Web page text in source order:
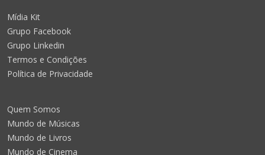
Mídia Kit
Grupo Facebook
Grupo Linkedin
Termos e Condições
Política de Privacidade
Quem Somos
Mundo de Músicas
Mundo de Livros
Mundo de Cinema